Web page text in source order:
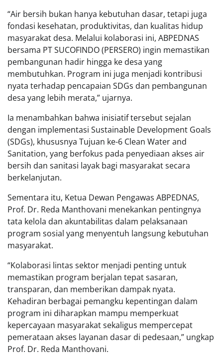
“Air bersih bukan hanya kebutuhan dasar, tetapi juga
fondasi kesehatan, produktivitas, dan kualitas hidup
masyarakat desa. Melalui kolaborasi ini, ABPEDNAS
bersama PT SUCOFINDO (PERSERO) ingin memastikan
pembangunan hadir hingga ke desa yang
membutuhkan. Program ini juga menjadi kontribusi
nyata terhadap pencapaian SDGs dan pembangunan
desa yang lebih merata,” ujarnya.
Ia menambahkan bahwa inisiatif tersebut sejalan
dengan implementasi Sustainable Development Goals
(SDGs), khususnya Tujuan ke-6 Clean Water and
Sanitation, yang berfokus pada penyediaan akses air
bersih dan sanitasi layak bagi masyarakat secara
berkelanjutan.
Sementara itu, Ketua Dewan Pengawas ABPEDNAS,
Prof. Dr. Reda Manthovani menekankan pentingnya
tata kelola dan akuntabilitas dalam pelaksanaan
program sosial yang menyentuh langsung kebutuhan
masyarakat.
“Kolaborasi lintas sektor menjadi penting untuk
memastikan program berjalan tepat sasaran,
transparan, dan memberikan dampak nyata.
Kehadiran berbagai pemangku kepentingan dalam
program ini diharapkan mampu memperkuat
kepercayaan masyarakat sekaligus mempercepat
pemerataan akses layanan dasar di pedesaan,” ungkap
Prof. Dr. Reda Manthovani.